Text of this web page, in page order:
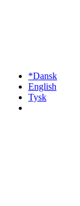
*Dansk
English
Tysk